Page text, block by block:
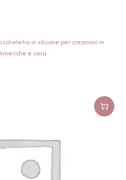
in silicone per creazioni in
e cera